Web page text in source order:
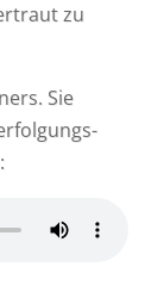
zu
Sie